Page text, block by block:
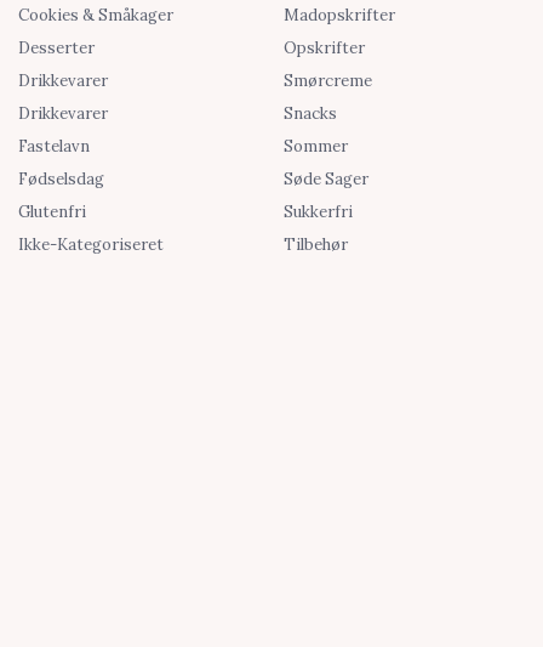
Cookies & Småkager
Desserter
Drikkevarer
Drikkevarer
Fastelavn
Fødselsdag
Glutenfri
Ikke-Kategoriseret
Madopskrifter
Opskrifter
Smørcreme
Snacks
Sommer
Søde Sager
Sukkerfri
Tilbehør